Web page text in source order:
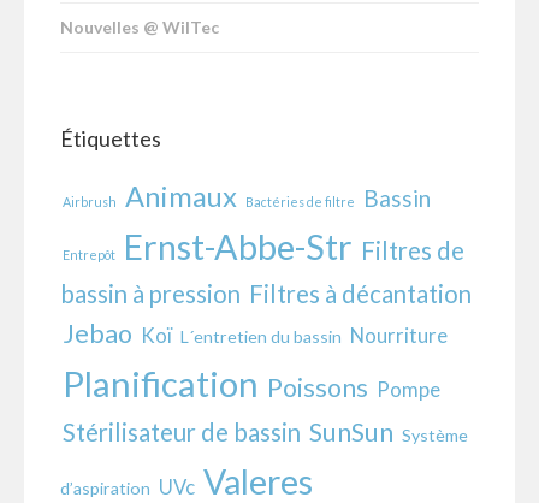
Nouvelles @ WilTec
Étiquettes
Airbrush Animaux Bactéries de filtre Bassin
Entrepôt Ernst-Abbe-Str Filtres de
bassin à pression Filtres à décantation
Jebao Koï L´entretien du bassin Nourriture
Planification Poissons Pompe
Stérilisateur de bassin SunSun Système
d’aspiration UVc Valeres